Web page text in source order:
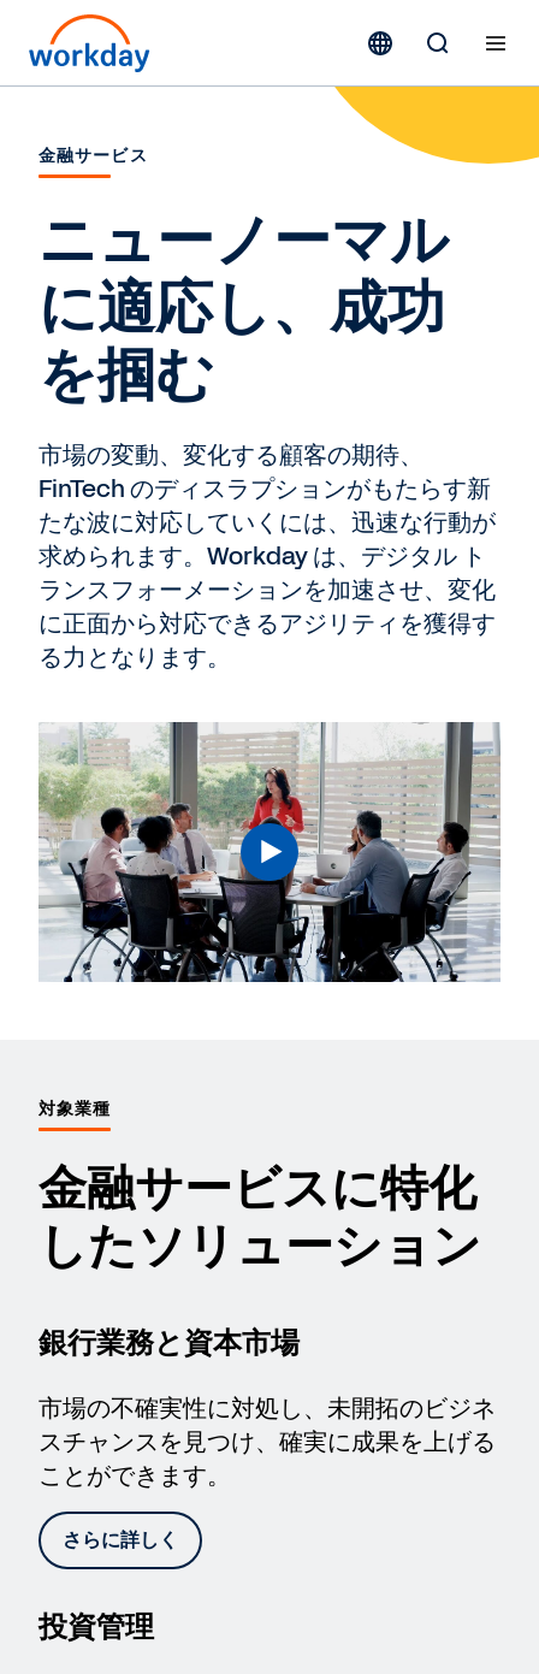
金融サービス
ニューノーマル
に適応し、成功
を掴む
市場の変動、変化する顧客の期待、
FinTech のディスラプションがもたらす新
たな波に対応していくには、迅速な行動が
求められます。Workday は、デジタル ト
ランスフォーメーションを加速させ、変化
に正面から対応できるアジリティを獲得す
る力となります。
対象業種
金融サービスに特化
したソリューション
銀行業務と資本市場
市場の不確実性に対処し、未開拓のビジネ
スチャンスを見つけ、確実に成果を上げる
ことができます。
さらに詳しく
投資管理